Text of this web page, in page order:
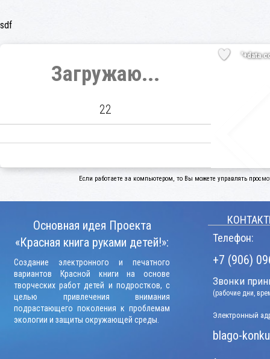
sdf
Загружаю...
22
Если работаете за компьютером, то Вы можете управлять
Основная идея Проекта
«Красная книга руками детей!»:
Создание электронного и печатного
вариантов Красной книги на основе
творческих работ детей и подростков, с
целью привлечения внимания
подрастающего поколения к проблемам
экологии и защиты окружающей среды.
Телефон:
+7 (906)
Звонки
(рабочие дни,
Электронный
blago-